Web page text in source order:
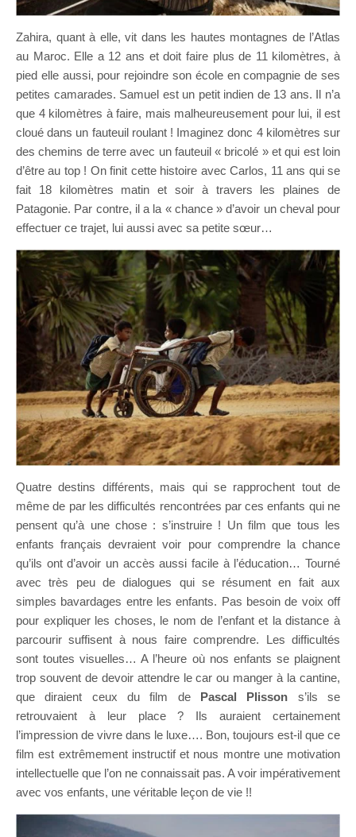
Zahira, quant à elle, vit dans les hautes montagnes de l’Atlas
au Maroc. Elle a 12 ans et doit faire plus de 11 kilomètres, à
pied elle aussi, pour rejoindre son école en compagnie de ses
petites camarades. Samuel est un petit indien de 13 ans. Il n’a
que 4 kilomètres à faire, mais malheureusement pour lui, il est
cloué dans un fauteuil roulant ! Imaginez donc 4 kilomètres sur
des chemins de terre avec un fauteuil « bricolé » et qui est loin
d’être au top ! On finit cette histoire avec Carlos, 11 ans qui se
fait 18 kilomètres matin et soir à travers les plaines de
Patagonie. Par contre, il a la « chance » d’avoir un cheval pour
effectuer ce trajet, lui aussi avec sa petite sœur…
Quatre destins différents, mais qui se rapprochent tout de
même de par les difficultés rencontrées par ces enfants qui ne
pensent qu’à une chose : s’instruire ! Un film que tous les
enfants français devraient voir pour comprendre la chance
qu’ils ont d’avoir un accès aussi facile à l’éducation… Tourné
avec très peu de dialogues qui se résument en fait aux
simples bavardages entre les enfants. Pas besoin de voix off
pour expliquer les choses, le nom de l’enfant et la distance à
parcourir suffisent à nous faire comprendre. Les difficultés
sont toutes visuelles… A l’heure où nos enfants se plaignent
trop souvent de devoir attendre le car ou manger à la cantine,
que diraient ceux du film de Pascal Plisson s’ils se
retrouvaient à leur place ? Ils auraient certainement
l’impression de vivre dans le luxe…. Bon, toujours est-il que ce
film est extrêmement instructif et nous montre une motivation
intellectuelle que l’on ne connaissait pas. A voir impérativement
avec vos enfants, une véritable leçon de vie !!